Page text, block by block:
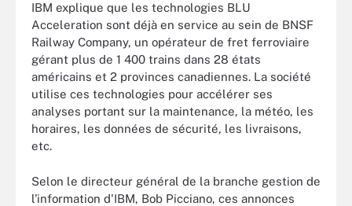
IBM explique que les technologies BLU
Acceleration sont déjà en service au sein de BNSF
Railway Company, un opérateur de fret ferroviaire
gérant plus de 1 400 trains dans 28 états
américains et 2 provinces canadiennes. La société
utilise ces technologies pour accélérer ses
analyses portant sur la maintenance, la météo, les
horaires, les données de sécurité, les livraisons,
etc.
Selon le directeur général de la branche gestion de
l'information d'IBM, Bob Picciano, ces annonces